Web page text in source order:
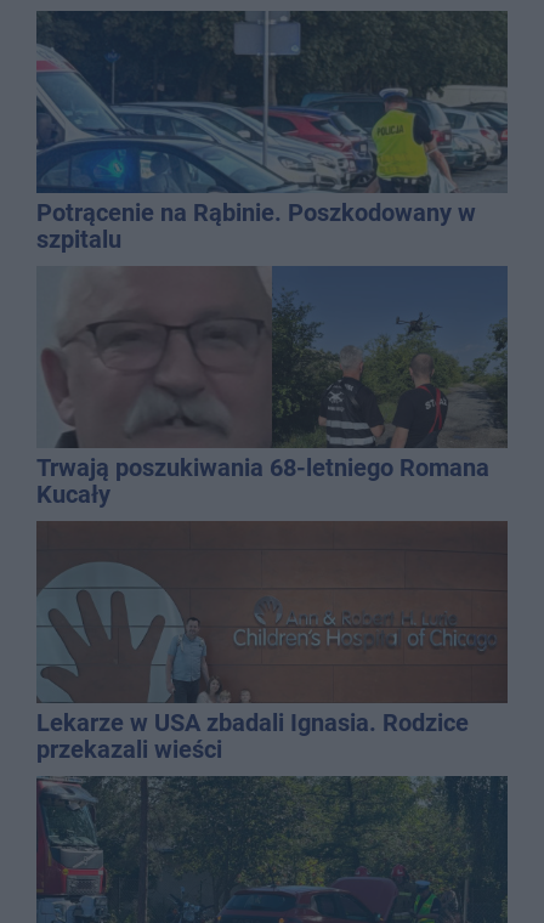
Potrącenie na Rąbinie. Poszkodowany w
szpitalu
Trwają poszukiwania 68-letniego Romana
Kucały
Lekarze w USA zbadali Ignasia. Rodzice
przekazali wieści